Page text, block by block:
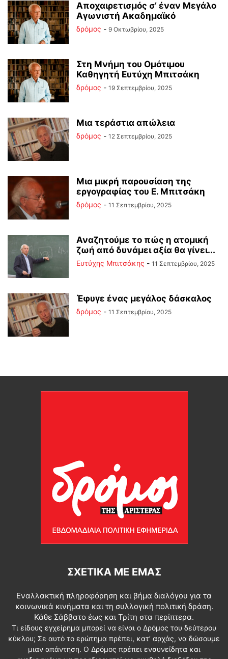
Αποχαιρετισμός σ’ έναν Μεγάλο
Αγωνιστή Ακαδημαϊκό
δρόμος - 9 Οκτωβρίου, 2025
Στη Μνήμη του Ομότιμου
Καθηγητή Ευτύχη Μπιτσάκη
δρόμος - 19 Σεπτεμβρίου, 2025
Μια τεράστια απώλεια
δρόμος - 12 Σεπτεμβρίου, 2025
Μια μικρή παρουσίαση της
εργογραφίας του Ε. Μπιτσάκη
δρόμος - 11 Σεπτεμβρίου, 2025
Αναζητούμε το πώς η ατομική
ζωή από δυνάμει αξία θα γίνει...
Ευτύχης Μπιτσάκης - 11 Σεπτεμβρίου, 2025
Έφυγε ένας μεγάλος δάσκαλος
δρόμος - 11 Σεπτεμβρίου, 2025
ΣΧΕΤΙΚΆ ΜΕ ΕΜΆΣ
Εναλλακτική πληροφόρηση και βήμα διαλόγου για τα
κοινωνικά κινήματα και τη συλλογική πολιτική δράση.
Κάθε Σάββατο έως και Τρίτη στα περίπτερα.
Τι είδους εγχείρημα μπορεί να είναι ο Δρόμος του δεύτερου
κύκλου; Σε αυτό το ερώτημα πρέπει, κατ’ αρχάς, να δώσουμε
μιαν απάντηση. Ο Δρόμος πρέπει ενσυνείδητα και